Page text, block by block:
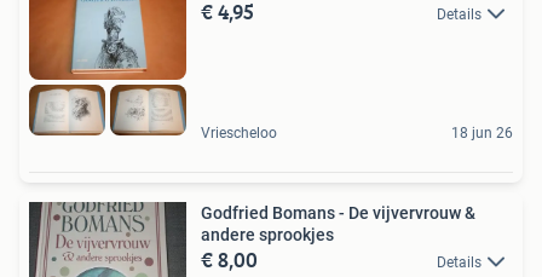
€ 4,95 Details
Vriescheloo 18 jun 26
Godfried Bomans - De vijvervrouw &
andere sprookjes
€ 8,00 Details